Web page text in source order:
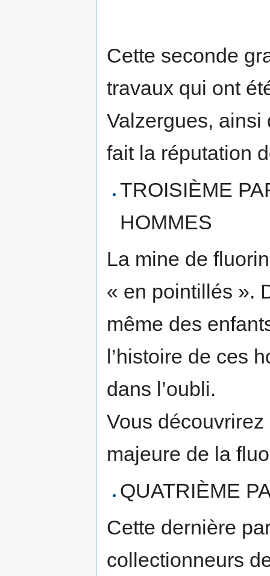
Cette seconde
travaux qui ont
Valzergues,
fait la réputation
TROISIÈME
HOMMES
La mine de
« en pointillés ».
même des
l’histoire de ces
dans l’oubli.
Vous
majeure de la
QUATRIÈME
Cette dernière
collectionneurs